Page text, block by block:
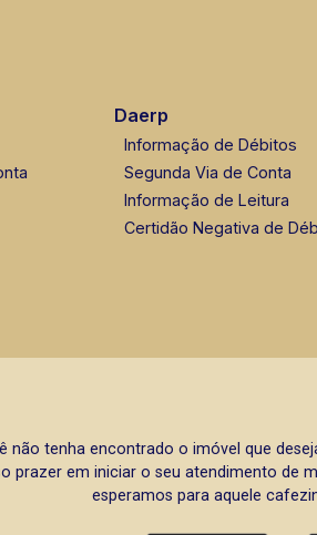
Daerp
Informação de Débitos
Segunda Via de Conta
Informação de Leitura
Certidão Negativa de
não tenha encontrado o imóvel que
prazer em iniciar o seu atendimento de
esperamos para aquele